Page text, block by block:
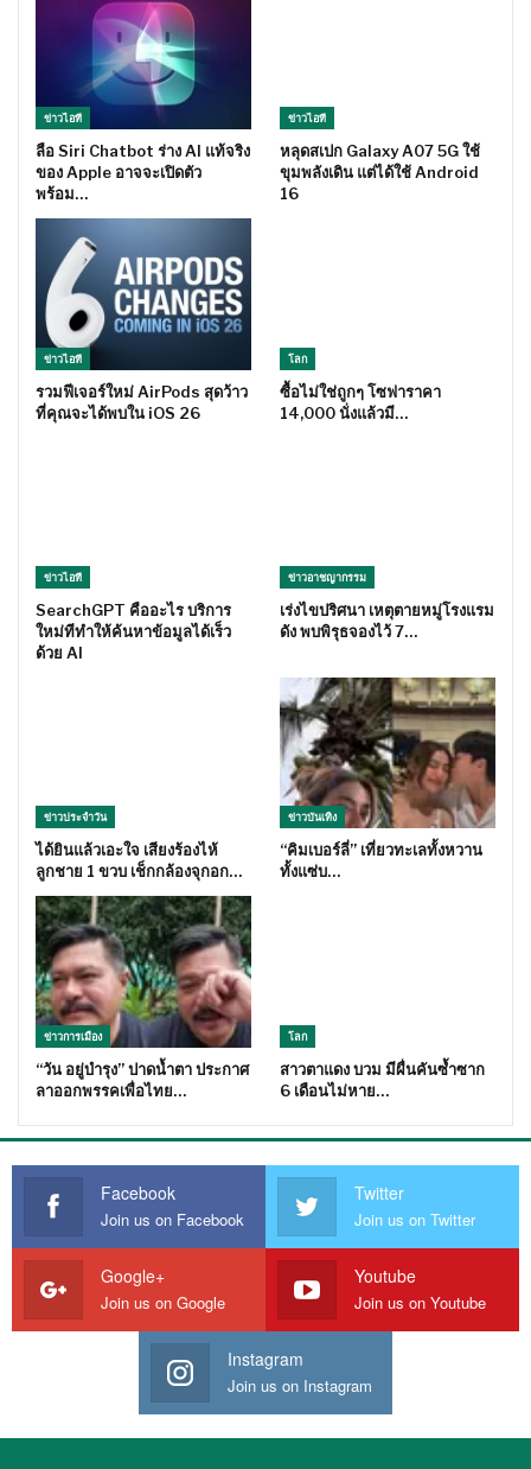
ข่าวไอที
ลือ Siri Chatbot ร่าง AI แท้จริง
ของ Apple อาจจะเปิดตัว
พร้อม…
ข่าวไอที
หลุดสเปก Galaxy A07 5G ใช้
ขุมพลังเดิน แต่ได้ใช้ Android
16
ข่าวไอที
รวมฟีเจอร์ใหม่ AirPods สุดว้าว
ที่คุณจะได้พบใน iOS 26
โลก
ซื้อไม่ใช่ถูกๆ โซฟาราคา
14,000 นั่งแล้วมี…
ข่าวไอที
SearchGPT คืออะไร บริการ
ใหม่ทีทำให้ค้นหาข้อมูลได้เร็ว
ด้วย AI
ข่าวอาชญากรรม
เร่งไขปริศนา เหตุตายหมู่โรงแรม
ดัง พบพิรุธจองไว้ 7…
ข่าวประจำวัน
ได้ยินแล้วเอะใจ เสียงร้องไห้
ลูกชาย 1 ขวบ เช็กกล้องจุกอก…
ข่าวบันเทิง
“คิมเบอร์ลี่” เที่ยวทะเลทั้งหวาน
ทั้งแซ่บ…
ข่าวการเมือง
“วัน อยู่บำรุง” ปาดน้ำตา ประกาศ
ลาออกพรรคเพื่อไทย…
โลก
สาวตาแดง บวม มีผื่นคันซ้ำซาก
6 เดือนไม่หาย…
Facebook
Join us on Facebook
Twitter
Join us on Twitter
Google+
Join us on Google
Youtube
Join us on Youtube
Instagram
Join us on Instagram